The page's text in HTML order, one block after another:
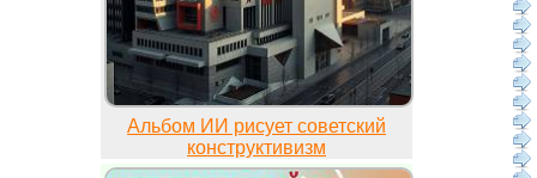
Альбом ИИ рисует советский
конструктивизм